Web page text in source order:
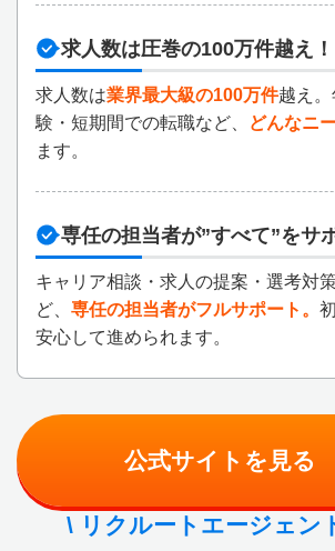
求人数は圧巻の100万件越え！
求人数は業界最大級の100万件越え
験・短期間での転職など、
どんなニ
ます。
専任の担当者が”すべて”をサ
キャリア相談・求人の提案・選考対
ど、 専任の担当者がフルサポート。
安心して進められます。
公式サイトを見る
\ リクルートエージェン